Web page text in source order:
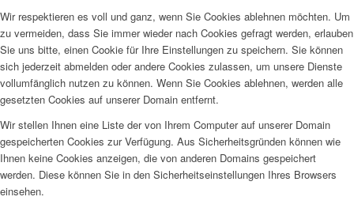
Wir respektieren es voll und ganz, wenn Sie Cookies ablehnen möchten. Um
zu vermeiden, dass Sie immer wieder nach Cookies gefragt werden, erlauben
Sie uns bitte, einen Cookie für Ihre Einstellungen zu speichern. Sie können
sich jederzeit abmelden oder andere Cookies zulassen, um unsere Dienste
vollumfänglich nutzen zu können. Wenn Sie Cookies ablehnen, werden alle
gesetzten Cookies auf unserer Domain entfernt.
Wir stellen Ihnen eine Liste der von Ihrem Computer auf unserer Domain
gespeicherten Cookies zur Verfügung. Aus Sicherheitsgründen können wie
Ihnen keine Cookies anzeigen, die von anderen Domains gespeichert
werden. Diese können Sie in den Sicherheitseinstellungen Ihres Browsers
einsehen.